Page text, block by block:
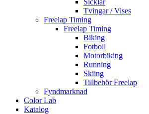
Sicklar
Tvingar / Vises
Freelap Timing
Freelap Timing
Biking
Fotboll
Motorbiking
Running
Skiing
Tillbehör Freelap
Fyndmarknad
Color Lab
Katalog